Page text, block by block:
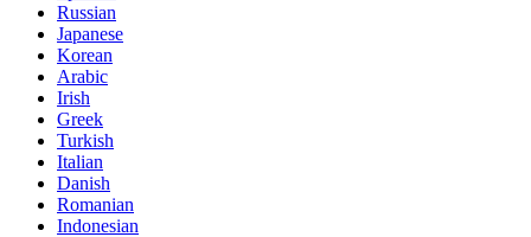
Russian
Japanese
Korean
Arabic
Irish
Greek
Turkish
Italian
Danish
Romanian
Indonesian